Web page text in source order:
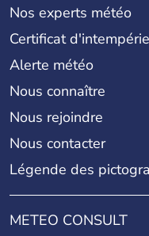
Nos experts météo
Certificat
Alerte météo
Nous connaître
Nous rejoindre
Nous contacter
Légende des
METEO CONSULT